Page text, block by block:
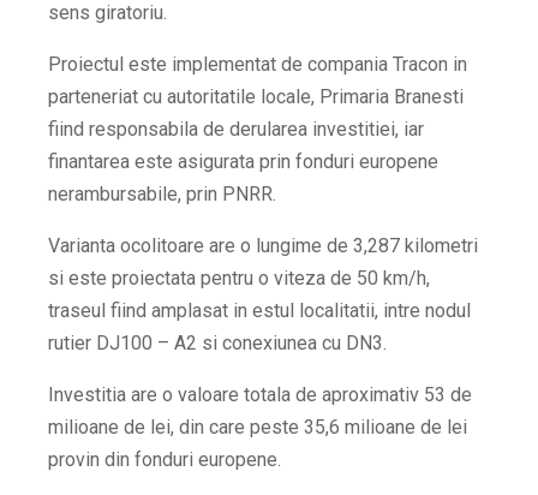
sens giratoriu.
Proiectul este implementat de compania Tracon in
parteneriat cu autoritatile locale, Primaria Branesti
fiind responsabila de derularea investitiei, iar
finantarea este asigurata prin fonduri europene
nerambursabile, prin PNRR.
Varianta ocolitoare are o lungime de 3,287 kilometri
si este proiectata pentru o viteza de 50 km/h,
traseul fiind amplasat in estul localitatii, intre nodul
rutier DJ100 – A2 si conexiunea cu DN3.
Investitia are o valoare totala de aproximativ 53 de
milioane de lei, din care peste 35,6 milioane de lei
provin din fonduri europene.